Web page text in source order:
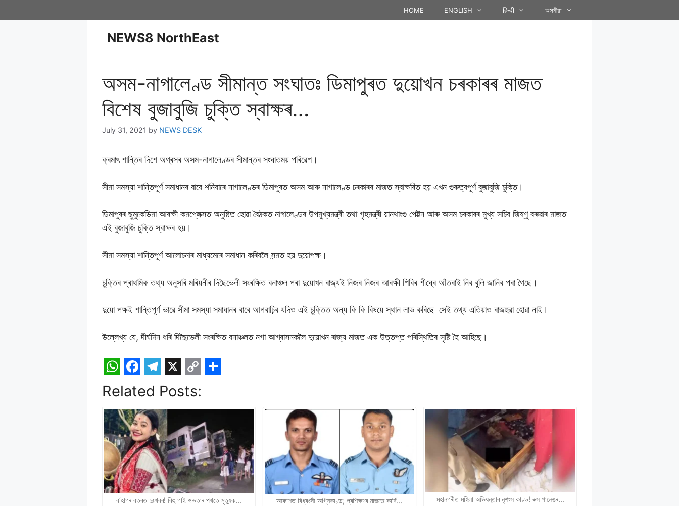
HOME ENGLISH हिन्दी অসমীয়া
NEWS8 NorthEast
অসম-নাগালেণ্ড সীমান্ত সংঘাতঃ ডিমাপুৰত দুয়োখন চৰকাৰৰ মাজত
বিশেষ বুজাবুজি চুক্তি স্বাক্ষৰ…
July 31, 2021 by NEWS DESK
ক্ৰমাৎ শান্তিৰ দিশে অগ্ৰসৰ অসম-নাগালেণ্ডৰ সীমান্তৰ সংঘাতময় পৰিৱেশ।
সীমা সমস্যা শান্তিপূৰ্ণ সমাধানৰ বাবে শনিবাৰে নাগালেণ্ডৰ ডিমাপুৰত অসম আৰু নাগালেণ্ড চৰকাৰৰ মাজত স্বাক্ষৰিত হয় এখন গুৰুত্বপূৰ্ণ বুজাবুজি চুক্তি।
ডিমাপুৰৰ ছুমুকেডিমা আৰক্ষী কমপ্লেক্সত অনুষ্ঠিত হোৱা বৈঠকত নাগালেণ্ডৰ উপমুখ্যমন্ত্ৰী তথা গৃহমন্ত্ৰী য়ানথাংগু পেট্টন আৰু অসম চৰকাৰৰ মুখ্য সচিব জিষ্ণু বৰুৱাৰ মাজত
এই বুজাবুজি চুক্তি স্বাক্ষৰ হয়।
সীমা সমস্যা শান্তিপূৰ্ণ আলোচনাৰ মাধ্যমেৰে সমাধান কৰিবলৈ সন্মত হয় দুয়োপক্ষ।
চুক্তিৰ প্ৰাথমিক তথ্য অনুসৰি মৰিয়নীৰ দিছৈভেলী সংৰক্ষিত বনাঞ্চল পৰা দুয়োখন ৰাজ্যই নিজৰ নিজৰ আৰক্ষী শিবিৰ শীঘ্ৰে আঁতৰাই নিব বুলি জানিব পৰা গৈছে।
দুয়ো পক্ষই শান্তিপূৰ্ণ ভাৱে সীমা সমস্যা সমাধানৰ বাবে আগবাঢ়িব যদিও এই চুক্তিত অন্য কি কি বিষয়ে স্থান লাভ কৰিছে সেই তথ্য এতিয়াও ৰাজহুৱা হোৱা নাই।
উল্লেখ্য যে, দীৰ্ঘদিন ধৰি দিছৈভেলী সংৰক্ষিত বনাঞ্চলত নগা আগ্ৰাসনকলৈ দুয়োখন ৰাজ্য মাজত এক উত্তপ্ত পৰিস্থিতিৰ সৃষ্টি হৈ আহিছে।
W
h
a
t
s
A
p
p
F
a
c
e
b
o
o
k
T
e
l
e
g
a
m
X
C
o
p
y
L
i
n
k
a
r
e
Related Posts:
ব’হাগৰ বতৰত দুঃখবৰ! বিহু গাই ওভতাৰ পথতে মৃত্যুক… আকাশত বিধ্বংসী অগ্নিকাণ্ড; প্ৰশিক্ষণৰ মাজতে কাৰ্বি… মহানগৰীত মহিলা অভিযন্তাৰ নৃশংস কাণ্ড! বক্স পালেঙৰ…